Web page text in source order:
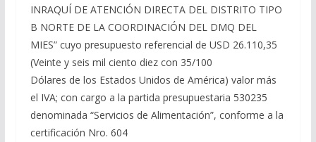
INRAQUÍ DE ATENCIÓN DIRECTA DEL DISTRITO TIPO
B NORTE DE LA COORDINACIÓN DEL DMQ DEL
MIES” cuyo presupuesto referencial de USD 26.110,35
(Veinte y seis mil ciento diez con 35/100
Dólares de los Estados Unidos de América) valor más
el IVA; con cargo a la partida presupuestaria 530235
denominada “Servicios de Alimentación”, conforme a la
certificación Nro. 604